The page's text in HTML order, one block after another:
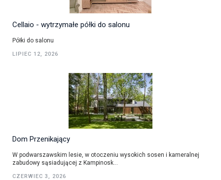
Cellaio - wytrzymałe półki do salonu
Półki do salonu
LIPIEC 12, 2026
Dom Przenikający
W podwarszawskim lesie, w otoczeniu wysokich sosen i kameralnej
zabudowy sąsiadującej z Kampinosk...
CZERWIEC 3, 2026